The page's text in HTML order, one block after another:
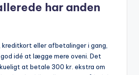
har anden
kreditkort eller afbetalinger i gang,
idé at lægge mere oveni. Det
at betale 300 kr. ekstra om